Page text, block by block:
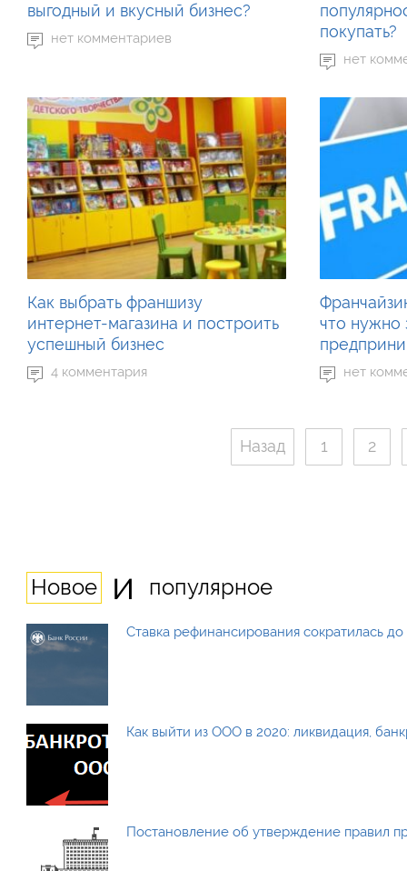
выгодный и вкусный бизнес?
нет комментариев
покупать?
нет
Как выбрать франшизу
интернет-магазина и построить
успешный бизнес
4 комментария
что нужно
нет
Назад 1 2
Новое и популярное
Ставка рефинансирования сократилась
Как выйти из ООО в 2020: ликвидация,
Постановление об утверждение правил